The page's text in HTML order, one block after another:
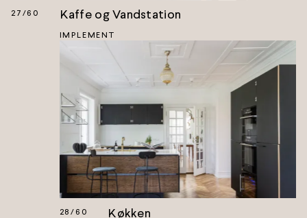
27 /60 Kaffe og Vandstation
IMPLEMENT
28/60 Køkken